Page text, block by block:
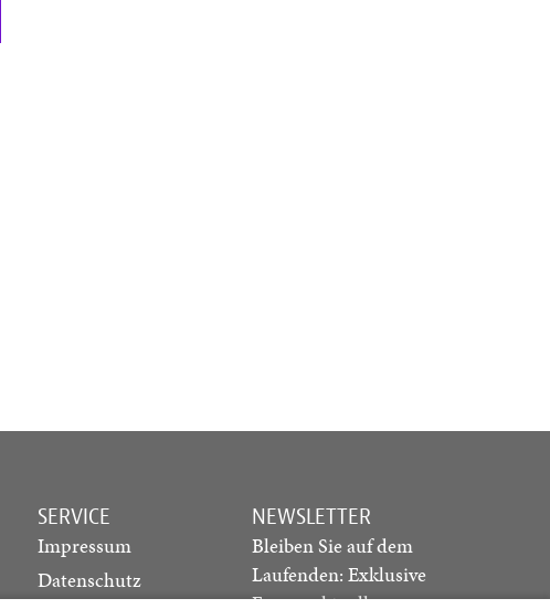
SERVICE
Impressum
Datenschutz
NEWSLETTER
Bleiben Sie auf dem
Laufenden: Exklusive
Essays, aktuelle